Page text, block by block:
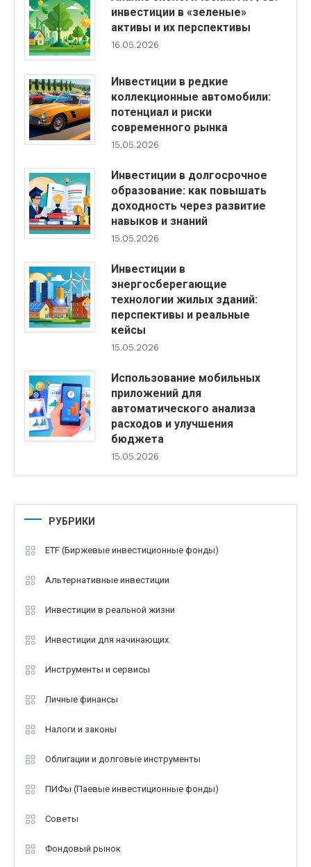
инвестиции в «зеленые»
активы и их перспективы
16.05.2026
Инвестиции в редкие
коллекционные автомобили:
потенциал и риски
современного рынка
15.05.2026
Инвестиции в долгосрочное
образование: как повышать
доходность через развитие
навыков и знаний
15.05.2026
Инвестиции в
энергосберегающие
технологии жилых зданий:
перспективы и реальные
кейсы
15.05.2026
Использование мобильных
приложений для
автоматического анализа
расходов и улучшения
бюджета
15.05.2026
РУБРИКИ
ETF (Биржевые инвестиционные фонды)
Альтернативные инвестиции
Инвестиции в реальной жизни
Инвестиции для начинающих
Инструменты и сервисы
Личные финансы
Налоги и законы
Облигации и долговые инструменты
ПИФы (Паевые инвестиционные фонды)
Советы
Фондовый рынок